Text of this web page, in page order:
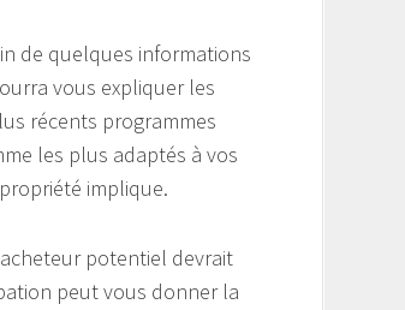
de quelques informations
vous expliquer les
récents programmes
les plus adaptés à vos
implique.
potentiel devrait
peut vous donner la